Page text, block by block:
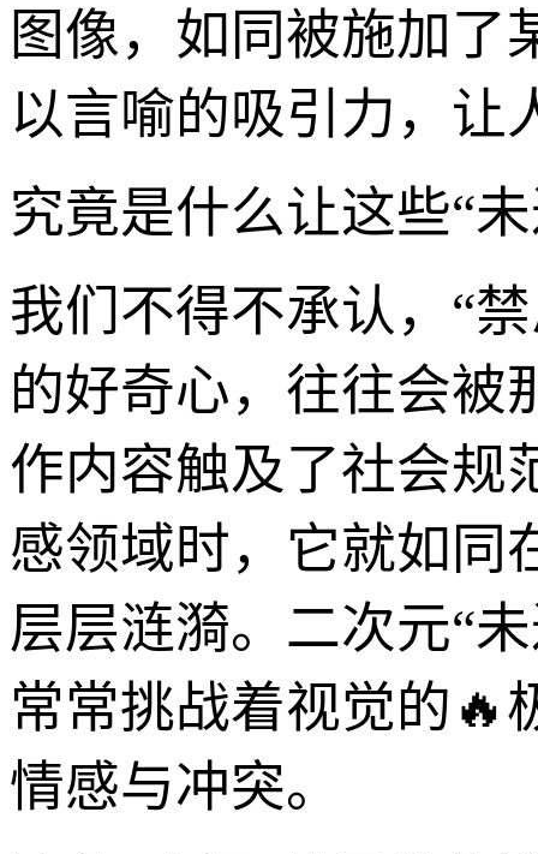
图像，如同被施加了
以言喻的吸引力，让
究竟是什么让这些“
我们不得不承认，“
的好奇心，往往会被
作内容触及了社会规
感领域时，它就如同
层层涟漪。二次元“
常常挑战着视觉的🔥
情感与冲突。